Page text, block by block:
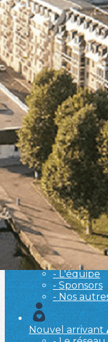
Exporter les lignes
Exporter toutes
Exporter
Menu
<
>
- 🎁 Caen on
- 🎉 Les
- Activités et
Ajoutez un logo, un
Cliquez pour éditer
L'association▴▾
-
- Brochure
- L'équipe
- Sponsors
- Nos
Nouvel arrivant